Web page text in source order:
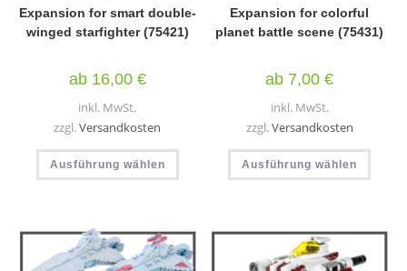
Expansion for smart double-
winged starfighter (75421)
ab 16,00 €
inkl. MwSt.
zzgl.Versandkosten
Ausführung wählen
Dieses
weist
Die
Optionen
können
Expansion for colorful
planet battle scene (75431)
ab 7,00€
inkl. MwSt.
zzgl.Versandkosten
Ausführung wählen
weist
Die